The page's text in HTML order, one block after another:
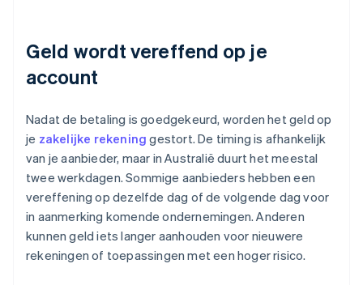
Geld wordt vereffend op je
account
Nadat de betaling is goedgekeurd, worden het geld op
je zakelijke rekening gestort. De timing is afhankelijk
van je aanbieder, maar in Australië duurt het meestal
twee werkdagen. Sommige aanbieders hebben een
vereffening op dezelfde dag of de volgende dag voor
in aanmerking komende ondernemingen. Anderen
kunnen geld iets langer aanhouden voor nieuwere
rekeningen of toepassingen met een hoger risico.